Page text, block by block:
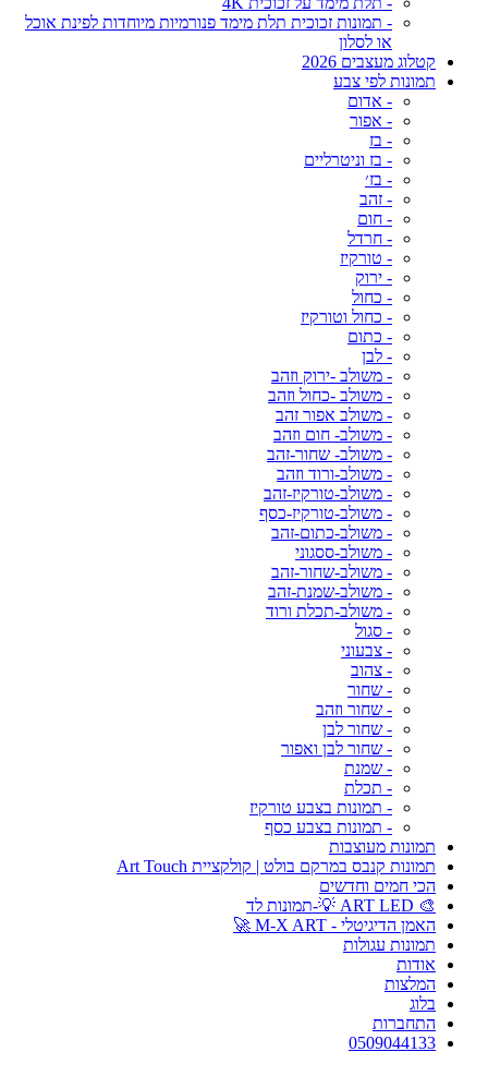
- תמונות זכוכית תלת מימד פנורמיות מיוחדות לפינת אוכל
או לסלון
קטלוג מעצבים 2026
תמונות לפי צבע
- אדום
- אפור
- בז
- בז וניטרליים
- בז׳
- זהב
- חום
- חרדל
- טורקיז
- ירוק
- כחול
- כחול וטורקיז
- כתום
- לבן
- משולב -ירוק וזהב
- משולב -כחול וזהב
- משולב אפור זהב
- משולב- חום וזהב
- משולב- שחור-זהב
- משולב-ורוד וזהב
- משולב-טורקיז-זהב
- משולב-טורקיז-כסף
- משולב-כתום-זהב
- משולב-ססגוני
- משולב-שחור-זהב
- משולב-שמנת-זהב
- משולב-תכלת ורוד
- סגול
- צבעוני
- צהוב
- שחור
- שחור וזהב
- שחור לבן
- שחור לבן ואפור
- שמנת
- תכלת
- תמונות בצבע טורקיז
- תמונות בצבע כסף
תמונות מעוצבות
תמונות קנבס במרקם בולט | קולקציית Art Touch
הכי חמים וחדשים
🎨 ART LED 💡-תמונות לד
האמן הדיגיטלי - M-X ART 🚀
תמונות עגולות
אודות
המלצות
בלוג
התחברות
0509044133